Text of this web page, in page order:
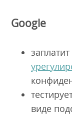
Google
виде